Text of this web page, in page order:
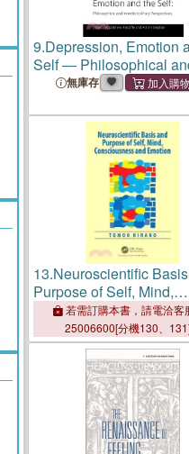
9.Depression, Emotion
Self ― Philosophical
Interdisciplinary
無庫存
13.Neuroscientific
Purpose of Self, Mind,
Consciousness and
若需訂購本書，請電洽客
25006600[分機130、131]